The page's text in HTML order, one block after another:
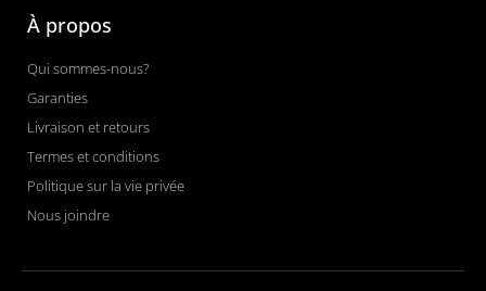
À propos
Qui sommes-nous?
Garanties
Livraison et retours
Termes et conditions
Politique sur la vie privée
Nous joindre